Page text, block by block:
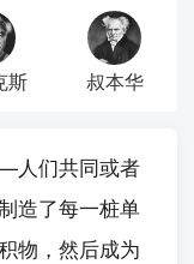
斯 叔本华
人们共同或者
造了每一桩单
物，然后成为